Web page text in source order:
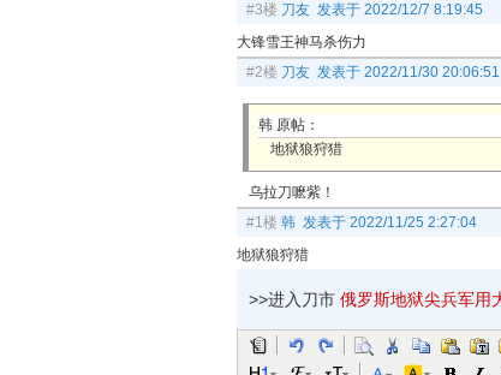
#3楼 刀友 发表于 2022/12/7 8:19:45
大锋雪王神马杀伤力
#2楼 刀友 发表于 2022/11/30 20:06:51
韩 原帖：
地狱狼狩猎
乌拉刀嚒紫！
#1楼 韩 发表于 2022/11/25 2:27:04
地狱狼狩猎
>>进入刀市 俄罗斯地狱尖兵军用